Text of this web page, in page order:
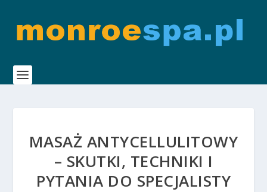
MASAŻ ANTYCELLULITOWY
– SKUTKI, TECHNIKI I
PYTANIA DO SPECJALISTY